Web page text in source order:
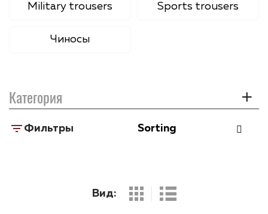
Military trousers Sports trousers
Чиносы
Категория
Фильтры